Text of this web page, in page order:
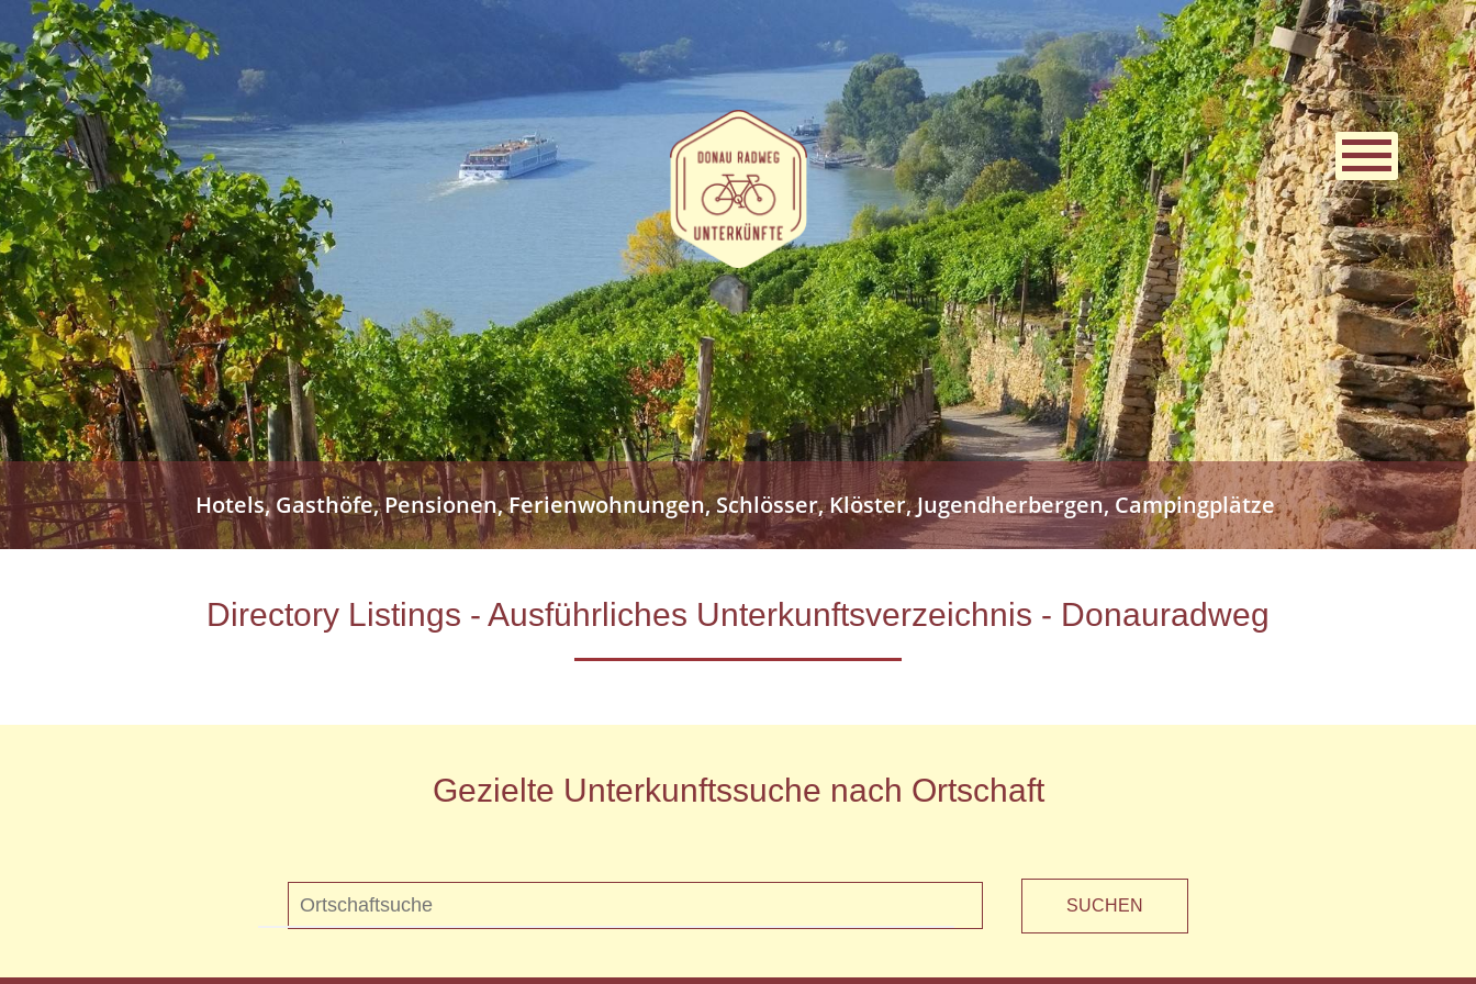
Hotels, Gasthöfe, Pensionen, Ferienwohnungen, Schlösser, Klöster, Jugendherbergen, Campingplätze
Directory Listings - Ausführliches Unterkunftsverzeichnis - Donauradweg
Gezielte Unterkunftssuche nach Ortschaft